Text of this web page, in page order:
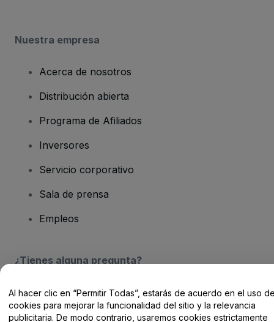
Nuestra empresa
Acerca de nosotros
Distribución abierta
Programa de Afiliados
Inversores
Servicio corporativo
Sala de prensa
Empleos
¿Tienes alguna pregunta?
Centro de Ayuda / Contacto
Al hacer clic en “Permitir Todas”, estarás de acuerdo en el uso
cookies para mejorar la funcionalidad del sitio y la relevancia
publicitaria. De modo contrario, usaremos cookies estrictamente